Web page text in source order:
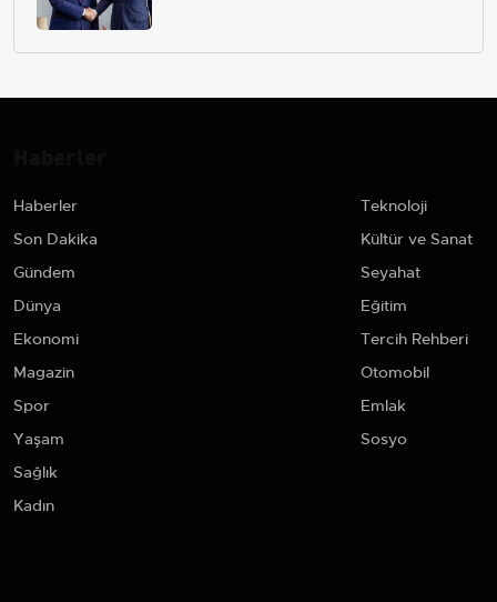
Haberler
Son Dakika
Gündem
Dünya
Ekonomi
Magazin
Spor
Yaşam
Sağlık
Kadın
Teknoloji
Kültür ve Sanat
Seyahat
Eğitim
Tercih Rehberi
Otomobil
Emlak
Sosyo